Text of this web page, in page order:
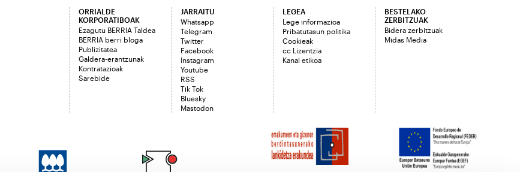
ORRIALDE
KORPORATIBOAK
Ezagutu BERRIA Taldea
BERRIA berri bloga
Publizitatea
Galdera-erantzunak
Kontratazioak
Sarebide
JARRAITU
Whatsapp
Telegram
Twitter
Facebook
Instagram
Youtube
RSS
Tik Tok
Bluesky
Mastodon
LEGEA
Lege informazioa
Pribatutasun politika
Cookieak
cc Lizentzia
Kanal etikoa
BESTELAKO
ZERBITZUAK
Bidera zerbitzuak
Midas Media